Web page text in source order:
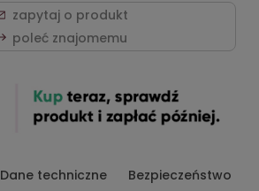
zapytaj o produkt
poleć znajomemu
Dane techniczne Bezpieczeństwo